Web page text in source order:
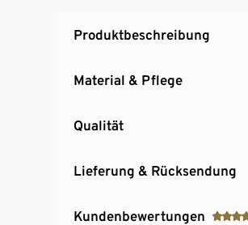
Produktbeschreibung
Material & Pflege
Qualität
Lieferung & Rücksendung
Kundenbewertungen